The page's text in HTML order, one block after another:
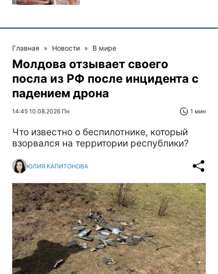
Главная » Новости » В мире
Молдова отзывает своего
посла из РФ после инцидента с
падением дрона
14:45 10.08.2026 Пн 1 мин
Что известно о беспилотнике, который
взорвался на территории республики?
ЮЛИЯ КАПИТОНОВА